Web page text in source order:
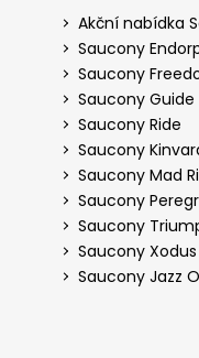
Akční nabídka
Saucony
Saucony
Saucony Guide
Saucony Ride
Saucony
Saucony Mad
Saucony
Saucony
Saucony Xodus
Saucony Jazz